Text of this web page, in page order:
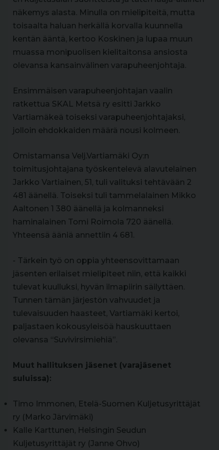
näkemys alasta. Minulla on mielipiteitä, mutta
toisaalta haluan herkällä korvalla kuunnella
kentän ääntä, kertoo Koskinen ja lupaa muun
muassa monipuolisen kielitaitonsa ansiosta
olevansa kansainvälinen varapuheenjohtaja.
Ensimmäisen varapuheenjohtajan vaalin
ratkettua SKAL Metsä ry esitti Jarkko
Vartiamäkeä toiseksi varapuheenjohtajaksi,
jolloin ehdokkaiden määrä nousi kolmeen.
Omistamansa Velj.Vartiamäki Oy:n
toimitusjohtajana työskentelevä alavutelainen
Jarkko Vartiainen, 51, tuli valituksi tehtävään 2
481 äänellä. Toiseksi tuli tammelalainen Mikko
Aaltonen 1 380 äänellä ja kolmanneksi
haminalainen Tomi Roimola 720 äänellä.
Yhteensä ääniä annettiin 4 681.
- Tärkein työ on oppia yhteensovittamaan
jäsenten erilaiset mielipiteet niin, että kaikki
tulevat kuulluksi, hyvän ilmapiirin säilyttäen.
Tunnen tämän järjestön vahvuudet ja
tulevaisuuden haasteet, Vartiamäki kertoi,
paljastaen kokousyleisöä hauskuuttaen
olevansa “Suvivirsimiehiä”.
Muut hallituksen jäsenet (varajäsenet
suluissa):
Timo Immonen, Etelä-Suomen Kuljetusyrittäjät
ry (Marko Järvimäki)
Kalle Karttunen, Helsingin Seudun
Kuljetusyrittäjät ry (Janne Ohvo)